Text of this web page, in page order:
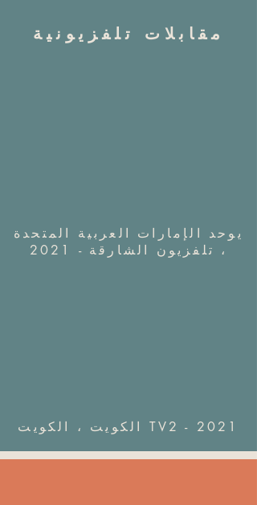
مقابلات تلفزيونية
يوحد الإمارات العربية المتحدة
، تلفزيون الشارقة - 2021
الكويت ، الكويت TV2 - 2021